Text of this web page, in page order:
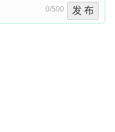
0/500 发 布